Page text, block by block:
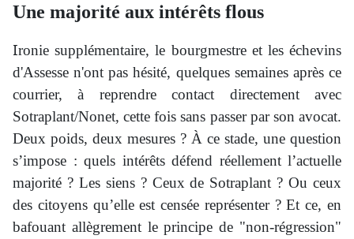
Une majorité aux intérêts flous
Ironie supplémentaire, le bourgmestre et les échevins
d'Assesse n'ont pas hésité, quelques semaines après ce
courrier, à reprendre contact directement avec
Sotraplant/Nonet, cette fois sans passer par son avocat.
Deux poids, deux mesures ? À ce stade, une question
s’impose : quels intérêts défend réellement l’actuelle
majorité ? Les siens ? Ceux de Sotraplant ? Ou ceux
des citoyens qu’elle est censée représenter ? Et ce, en
bafouant allègrement le principe de "non-régression"